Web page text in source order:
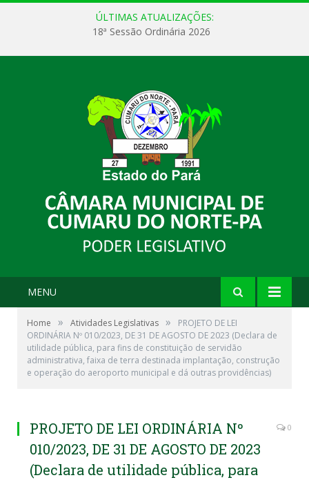
ÚLTIMAS ATUALIZAÇÕES:
18ª Sessão Ordinária 2026
MENU
Home » Atividades Legislativas »
PROJETO DE LEI
ORDINÁRIA Nº 010/2023, DE 31 DE AGOSTO DE 2023 (Declara de
utilidade pública, para fins de constituição de servidão
administrativa, faixa de terra destinada implantação, construção
e operação do aeroporto municipal e dá outras providências)
PROJETO DE LEI ORDINÁRIA Nº
010/2023, DE 31 DE AGOSTO DE 2023
(Declara de utilidade pública, para
0